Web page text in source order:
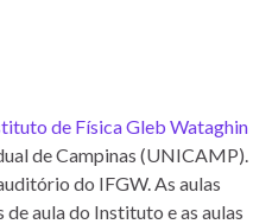
de Física Gleb Wataghin
de Campinas (UNICAMP).
do IFGW. As aulas
aula do Instituto e as aulas